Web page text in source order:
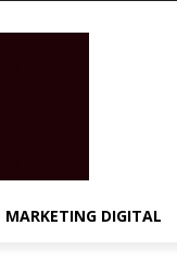
MARKETING DIGITAL